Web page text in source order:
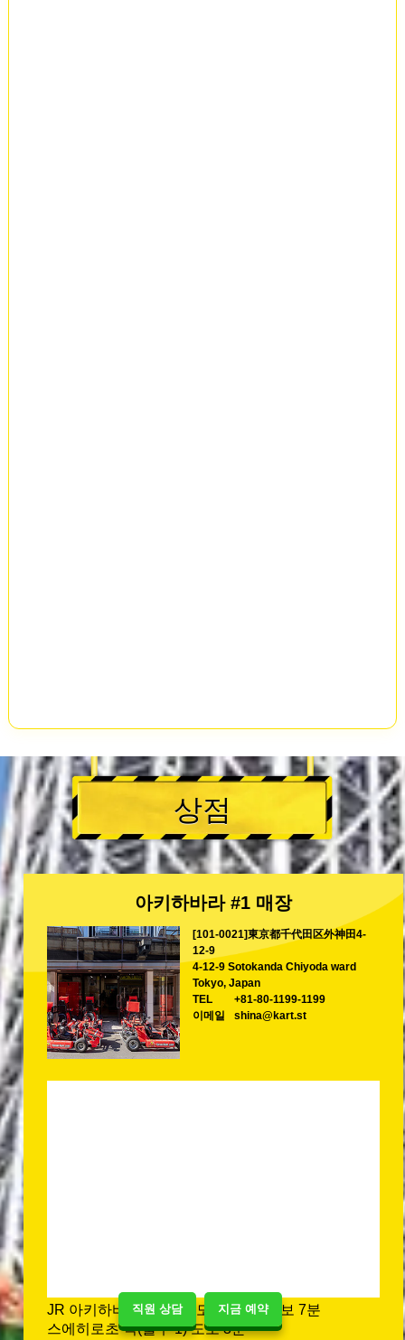
직원 상담 지금 예약
상점
아키하바라 #1 매장
[101-0021]東京都千代田区外神田4-
12-9
4-12-9 Sotokanda Chiyoda ward
Tokyo, Japan
TEL
+81-80-1199-1199
이메일
shina@kart.st
JR 아키하바라 역(전기 도시 출구) 도보 7분
스에히로초 역(출구 1) 도보 3분